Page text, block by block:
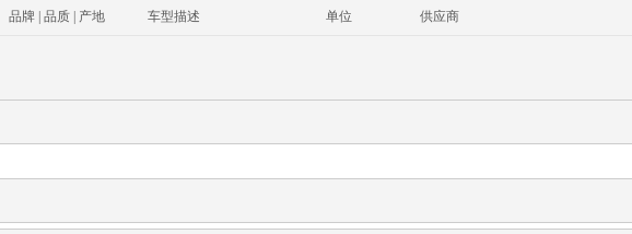
品牌 | 品质 | 产地 车型描述 单位 供应商